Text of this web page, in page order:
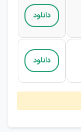
دانلود
دانلود